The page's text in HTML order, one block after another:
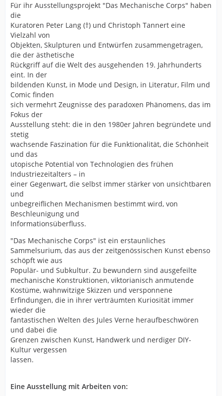
Für ihr Ausstellungsprojekt "Das Mechanische Corps" haben
die
Kuratoren Peter Lang (†) und Christoph Tannert eine
Vielzahl von
Objekten, Skulpturen und Entwürfen zusammengetragen,
die der ästhetische
Rückgriff auf die Welt des ausgehenden 19. Jahrhunderts
eint. In der
bildenden Kunst, in Mode und Design, in Literatur, Film und
Comic finden
sich vermehrt Zeugnisse des paradoxen Phänomens, das im
Fokus der
Ausstellung steht: die in den 1980er Jahren begründete und
stetig
wachsende Faszination für die Funktionalität, die Schönheit
und das
utopische Potential von Technologien des frühen
Industriezeitalters – in
einer Gegenwart, die selbst immer stärker von unsichtbaren
und
unbegreiflichen Mechanismen bestimmt wird, von
Beschleunigung und
Informationsüberfluss.
"Das Mechanische Corps" ist ein erstaunliches
Sammelsurium, das aus der zeitgenössischen Kunst ebenso
schöpft wie aus
Populär- und Subkultur. Zu bewundern sind ausgefeilte
mechanische Konstruktionen, viktorianisch anmutende
Kostüme, wahnwitzige Skizzen und versponnene
Erfindungen, die in ihrer verträumten Kuriosität immer
wieder die
fantastischen Welten des Jules Verne heraufbeschwören
und dabei die
Grenzen zwischen Kunst, Handwerk und nerdiger DIY-
Kultur vergessen
lassen.
Eine Ausstellung mit Arbeiten von: